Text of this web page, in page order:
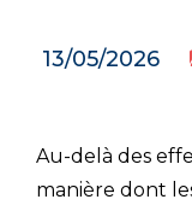
13/05/2026
Au-delà des
manière dont